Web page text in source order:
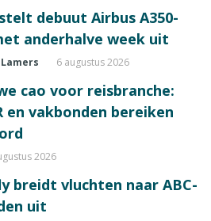
debuut Airbus A350-
anderhalve week uit
6 augustus 2026
cao voor reisbranche:
en vakbonden bereiken
2026
breidt vluchten naar ABC-
uit